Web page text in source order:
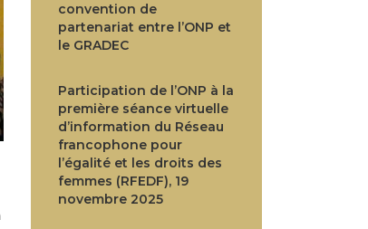
convention de
partenariat entre l’ONP et
le GRADEC
Participation de l’ONP à la
première séance virtuelle
d’information du Réseau
francophone pour
l’égalité et les droits des
femmes (RFEDF), 19
novembre 2025